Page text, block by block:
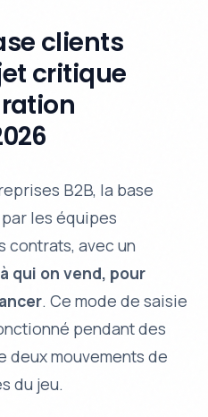
clients
critique
B2B, la base
les équipes
contrats, avec un
qui on vend, pour
. Ce mode de saisie
pendant des
deux mouvements de
du jeu.